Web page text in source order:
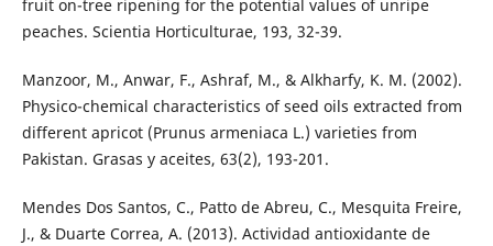
fruit on-tree ripening for the potential values of unripe
peaches. Scientia Horticulturae, 193, 32-39.
Manzoor, M., Anwar, F., Ashraf, M., & Alkharfy, K. M. (2002).
Physico-chemical characteristics of seed oils extracted from
different apricot (Prunus armeniaca L.) varieties from
Pakistan. Grasas y aceites, 63(2), 193-201.
Mendes Dos Santos, C., Patto de Abreu, C., Mesquita Freire,
J., & Duarte Correa, A. (2013). Actividad antioxidante de